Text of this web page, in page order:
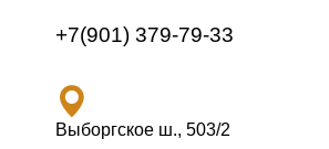
+7(901) 379-79-33
Выборгское ш., 503/2